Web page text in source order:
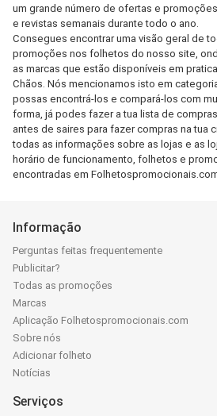
um grande número de ofertas e
e revistas semanais durante todo o ano.
Consegues encontrar uma visão geral de
promoções nos folhetos do nosso site,
as marcas que estão disponíveis em
Chãos. Nós mencionamos isto em
possas encontrá-los e compará-los com
forma, já podes fazer a tua lista de
antes de saires para fazer compras na tua
todas as informações sobre as lojas e as
horário de funcionamento, folhetos e
encontradas em
Informação
Perguntas feitas frequentemente
Publicitar?
Todas as promoções
Marcas
Aplicação Folhetospromocionais.com
Sobre nós
Adicionar folheto
Notícias
Serviços